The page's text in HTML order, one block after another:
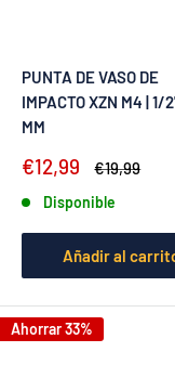
PUNTA DE VASO DE
IMPACTO XZN M4 | 1/
MM
Precio
venta
€12,99
Precio
€19,99
Disponible
Añadir al
Ahorrar 33%